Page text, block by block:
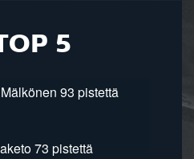
5
93 pistettä
73 pistettä